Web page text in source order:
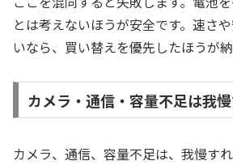
とは考えないほうが安全です。速さ
いなら、買い替えを優先したほうが納
カメラ・通信・容量不足は我
カメラ、通信、容量不足は、我慢す